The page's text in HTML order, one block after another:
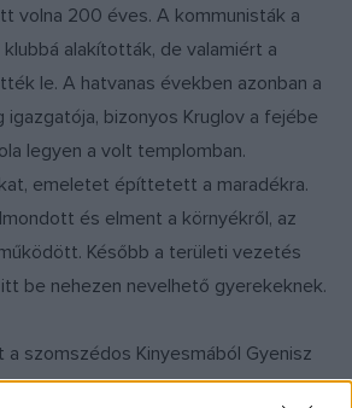
volna 200 éves. A kommunisták a
alakították, de valamiért a
le. A hatvanas években azonban a
igazgatója, bizonyos Kruglov a fejébe
legyen a volt templomban.
emeletet építtetett a maradékra.
és elment a környékről, az
Később a területi vezetés
be nehezen nevelhető gyerekeknek.
szomszédos Kinyesmából Gyenisz
munkással, és bontani kezdte a